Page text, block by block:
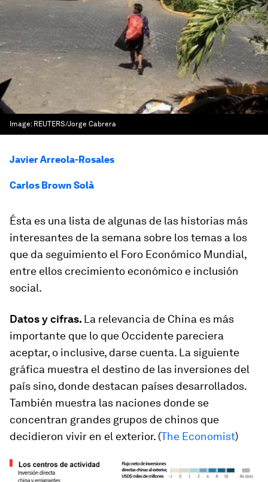
Image: REUTERS/Jorge Cabrera
Javier Arreola-Rosales
Carlos Brown Solà
Ésta es una lista de algunas de las historias más
interesantes de la semana sobre los temas a los
que da seguimiento el Foro Económico Mundial,
entre ellos crecimiento económico e inclusión
social.
Datos y cifras. La relevancia de China es más
importante que lo que Occidente pareciera
aceptar, o inclusive, darse cuenta. La siguiente
gráfica muestra el destino de las inversiones del
país sino, donde destacan países desarrollados.
También muestra las naciones donde se
concentran grandes grupos de chinos que
decidieron vivir en el exterior. (The Economist)